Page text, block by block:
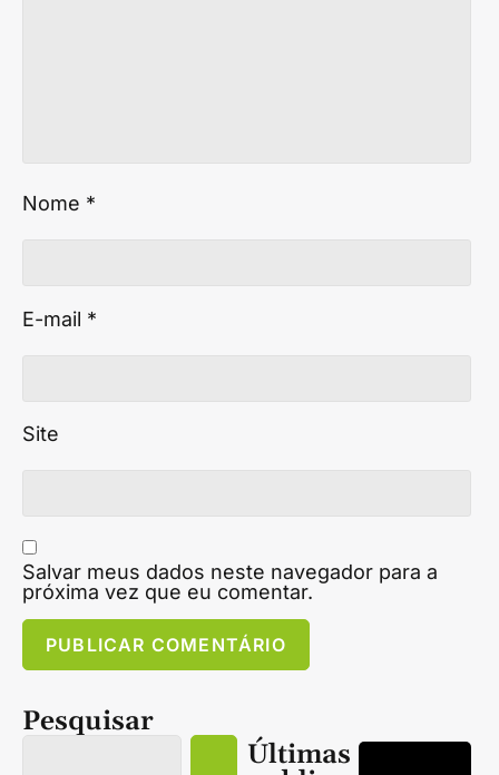
Nome *
E-mail *
Site
Salvar meus dados neste navegador para a
próxima vez que eu comentar.
Pesquisar
Últimas